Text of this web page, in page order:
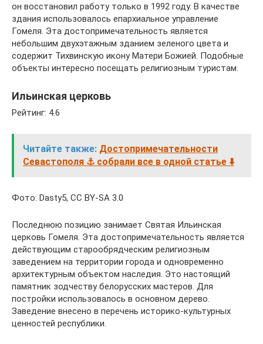
он восстановил работу только в 1992 году. В качестве
здания использовалось епархиальное управление
Гомеля. Эта достопримечательность является
небольшим двухэтажным зданием зеленого цвета и
содержит Тихвинскую икону Матери Божией. Подобные
объекты интересно посещать религиозным туристам.
Ильинская церковь
Рейтинг: 4.6
Читайте также: Достопримечательности
Севастополя ⚓ собрали все в одной статье ⬇️
Фото: Dasty5, CC BY-SA 3.0
Последнюю позицию занимает Святая Ильинская
церковь Гомеля. Эта достопримечательность является
действующим старообрядческим религиозным
заведением на территории города и одновременно
архитектурным объектом наследия. Это настоящий
памятник зодчеству белорусских мастеров. Для
постройки использовалось в основном дерево.
Заведение внесено в перечень историко-культурных
ценностей республики.